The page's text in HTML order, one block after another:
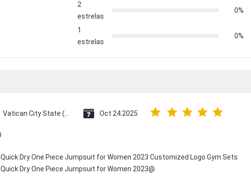
2
estrelas
0%
1
estrelas
0%
Oct 24.2025
Dry One Piece Jumpsuit for Women 2023 Customized Logo Gym Sets
Dry One Piece Jumpsuit for Women 2023@